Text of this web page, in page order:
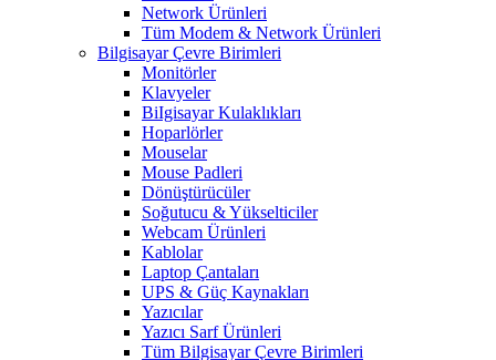
Network Ürünleri
Tüm Modem & Network Ürünleri
Bilgisayar Çevre Birimleri
Monitörler
Klavyeler
BiIgisayar Kulaklıkları
Hoparlörler
Mouselar
Mouse Padleri
Dönüştürücüler
Soğutucu & Yükselticiler
Webcam Ürünleri
Kablolar
Laptop Çantaları
UPS & Güç Kaynakları
Yazıcılar
Yazıcı Sarf Ürünleri
Tüm Bilgisayar Çevre Birimleri